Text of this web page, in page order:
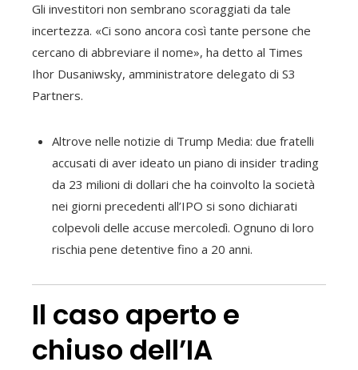
Gli investitori non sembrano scoraggiati da tale
incertezza. «Ci sono ancora così tante persone che
cercano di abbreviare il nome», ha detto al Times
Ihor Dusaniwsky, amministratore delegato di S3
Partners.
Altrove nelle notizie di Trump Media: due fratelli
accusati di aver ideato un piano di insider trading
da 23 milioni di dollari che ha coinvolto la società
nei giorni precedenti all’IPO si sono dichiarati
colpevoli delle accuse mercoledì. Ognuno di loro
rischia pene detentive fino a 20 anni.
Il caso aperto e
chiuso dell’IA